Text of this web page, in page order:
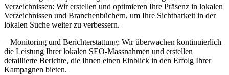
Verzeichnissen: Wir erstellen und optimieren Ihre Präsenz in lokalen
Verzeichnissen und Branchenbüchern, um Ihre Sichtbarkeit in der
lokalen Suche weiter zu verbessern.
– Monitoring und Berichterstattung: Wir überwachen kontinuierlich
die Leistung Ihrer lokalen SEO-Massnahmen und erstellen
detaillierte Berichte, die Ihnen einen Einblick in den Erfolg Ihrer
Kampagnen bieten.